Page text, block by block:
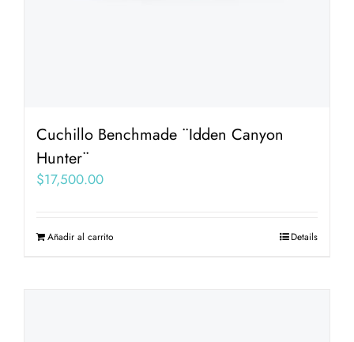
Cuchillo Benchmade ¨Idden Canyon
Hunter¨
$17,500.00
Añadir al carrito Details